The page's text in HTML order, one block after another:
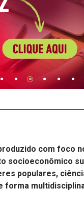
Projetos de
Recife, com a
funcionários e
ou voluntários.